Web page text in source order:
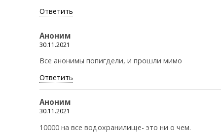
Ответить
Аноним
30.11.2021
Все анонимы попигдели, и прошли мимо
Ответить
Аноним
30.11.2021
10000 на все водохранилище- это ни о чем.